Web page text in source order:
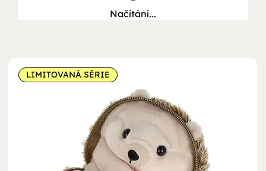
Načítání...
LIMITOVANÁ SÉRIE